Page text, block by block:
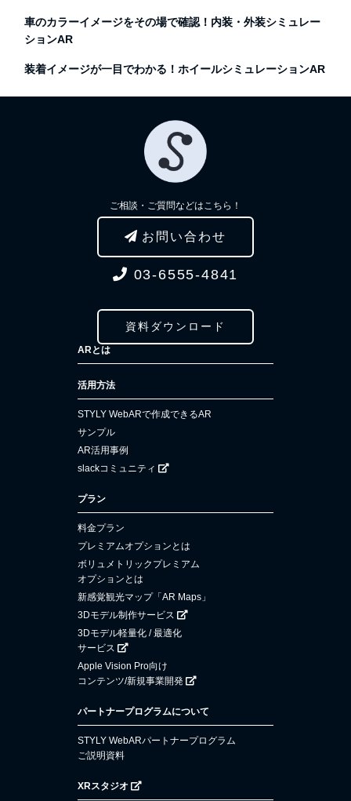
車のカラーイメージをその場で確認！内装・外装シミュレー
ションAR
装着イメージが一目でわかる！ホイールシミュレーションAR
ご相談・ご質問などはこちら！
お問い合わせ
03-6555-4841
資料ダウンロード
ARとは
活用方法
STYLY WebARで作成できるAR
サンプル
AR活用事例
slackコミュニティ
プラン
料金プラン
プレミアムオプションとは
ボリュメトリックプレミアム
オプションとは
新感覚観光マップ「AR Maps」
3Dモデル制作サービス
3Dモデル軽量化 / 最適化
サービス
Apple Vision Pro向け
コンテンツ/新規事業開発
パートナープログラムについて
STYLY WebARパートナープログラム
ご説明資料
XRスタジオ